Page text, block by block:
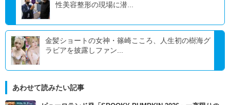
性美容整形の現場に潜...
金髪ショートの女神・篠崎こころ、人生初の樹海グ
ラビアを披露しファン...
あわせて読みたい記事